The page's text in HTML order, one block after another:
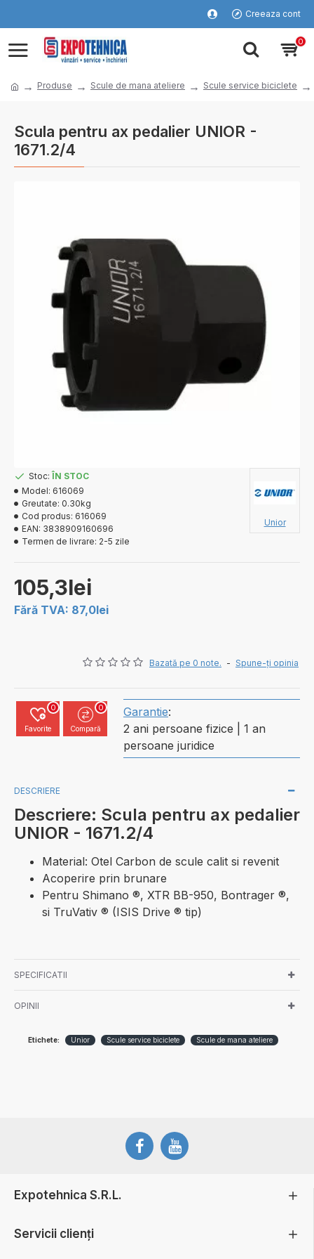
Creeaza cont
0
Produse Scule de mana ateliere Scule service biciclete
Scula pentru ax pedalier UNIOR -
1671.2/4
Bazată pe 0 note. - Spune-ţi opinia
105,3lei
Fără TVA: 87,0lei
Stoc: ÎN STOC
Model: 616069
Greutate: 0.30kg
Cod produs: 616069
EAN: 3838909160696
Termen de livrare: 2-5 zile
Unior
Favorite
0
Compară
0 Garantie:
2 ani persoane fizice | 1 an
persoane juridice
DESCRIERE
Descriere: Scula pentru ax pedalier
UNIOR - 1671.2/4
Material: Otel Carbon de scule calit si revenit
Acoperire prin brunare
Pentru Shimano ®, XTR BB-950, Bontrager ®,
si TruVativ ® (ISIS Drive ® tip)
SPECIFICATII
OPINII
Etichete: Unior Scule service biciclete Scule de mana ateliere
Expotehnica S.R.L.
Servicii clienți